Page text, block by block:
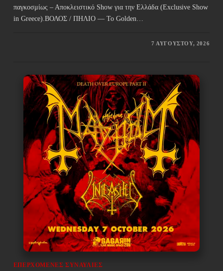
παγκοσμίως – Αποκλειστικό Show για την Ελλάδα (Exclusive Show
in Greece).ΒΟΛΟΣ / ΠΗΛΙΟ — Το Golden…
7 ΑΥΓΟΎΣΤΟΥ, 2026
ΕΠΕΡΧΌΜΕΝΕΣ ΣΥΝΑΥΛΊΕΣ